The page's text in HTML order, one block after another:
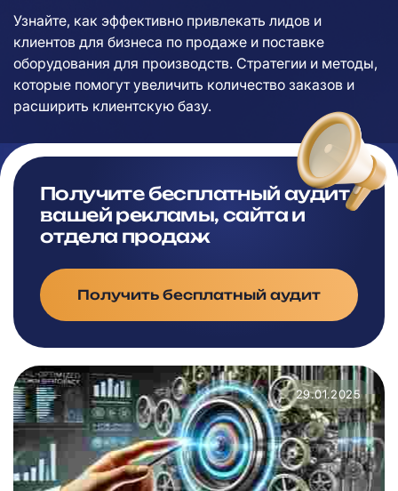
Узнайте, как эффективно привлекать лидов и
клиентов для бизнеса по продаже и поставке
оборудования для производств. Стратегии и методы,
которые помогут увеличить количество заказов и
расширить клиентскую базу.
Получите бесплатный аудит
вашей рекламы, сайта и
отдела продаж
Получить бесплатный аудит
29.01.2025